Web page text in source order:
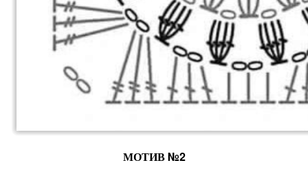
МОТИВ №2